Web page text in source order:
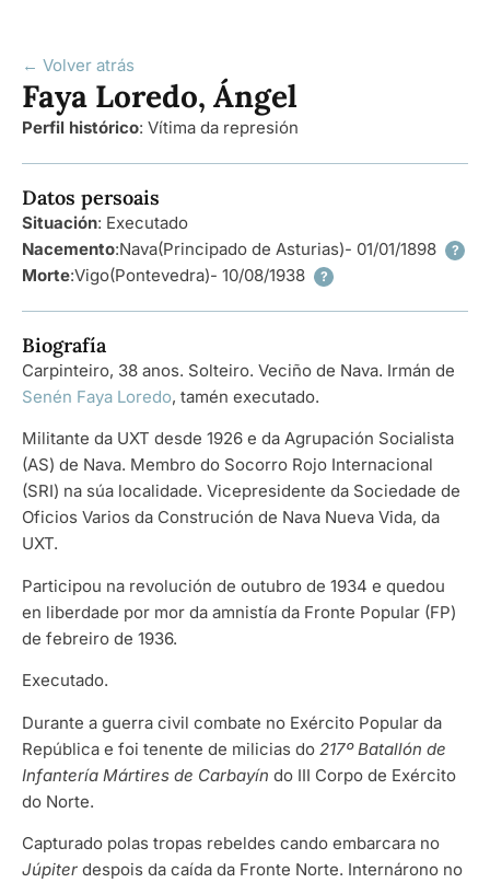
← Volver atrás
Faya Loredo, Ángel
Perfil histórico: Vítima da represión
Datos persoais
Situación: Executado
Nacemento:Nava(Principado de Asturias)- 01/01/1898 ?
Morte:Vigo(Pontevedra)- 10/08/1938 ?
Biografía
Carpinteiro, 38 anos. Solteiro. Veciño de Nava. Irmán de
Senén Faya Loredo, tamén executado.
Militante da UXT desde 1926 e da Agrupación Socialista
(AS) de Nava. Membro do Socorro Rojo Internacional
(SRI) na súa localidade. Vicepresidente da Sociedade de
Oficios Varios da Construción de Nava Nueva Vida, da
UXT.
Participou na revolución de outubro de 1934 e quedou
en liberdade por mor da amnistía da Fronte Popular (FP)
de febreiro de 1936.
Executado.
Durante a guerra civil combate no Exército Popular da
República e foi tenente de milicias do 217º Batallón de
Infantería Mártires de Carbayín do III Corpo de Exército
do Norte.
Capturado polas tropas rebeldes cando embarcara no
Júpiter despois da caída da Fronte Norte. Internárono no